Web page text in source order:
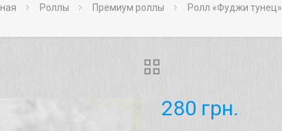
Роллы Премиум роллы Ролл «Фуджи тунец»
280 грн.